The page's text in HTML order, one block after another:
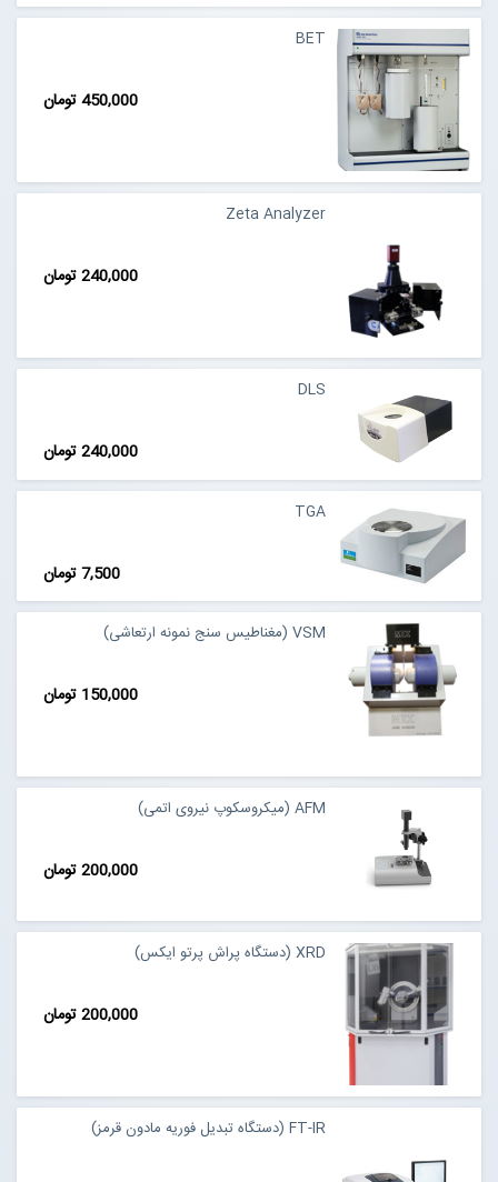
BET
450,000 تومان
Zeta Analyzer
240,000 تومان
DLS
240,000 تومان
TGA
7,500 تومان
VSM (مغناطیس سنج نمونه ارتعاشی)
150,000 تومان
AFM (میکروسکوپ نیروی اتمی)
200,000 تومان
XRD (دستگاه پراش پرتو ایکس)
200,000 تومان
FT-IR (دستگاه تبدیل فوریه مادون قرمز)